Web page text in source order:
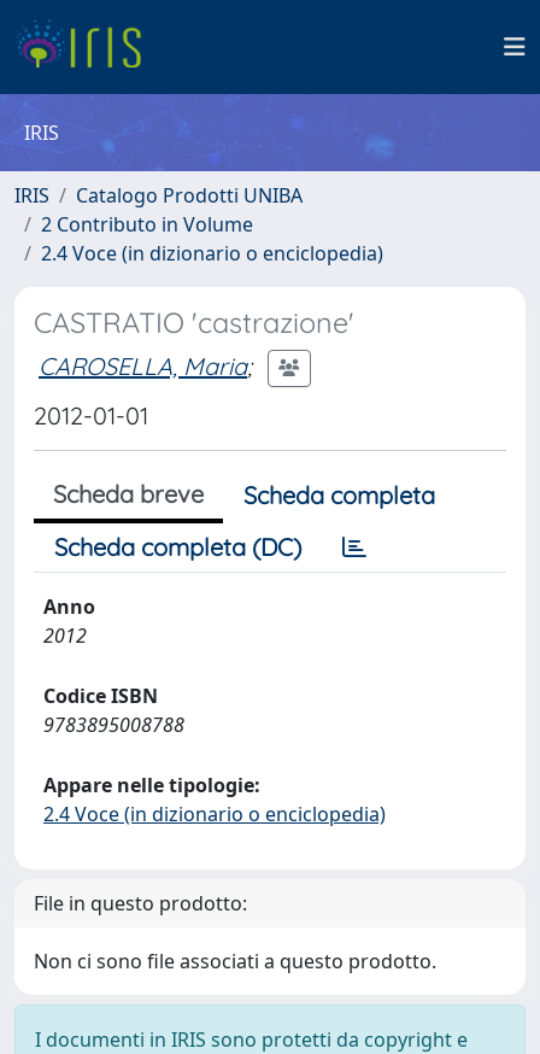
IRIS
IRIS
Catalogo Prodotti UNIBA
2 Contributo in Volume
2.4 Voce (in dizionario o enciclopedia)
CASTRATIO 'castrazione'
CAROSELLA, Maria;
2012-01-01
Scheda breve
Scheda completa
Scheda completa (DC)
Anno
2012
Codice ISBN
9783895008788
Appare nelle tipologie:
2.4 Voce (in dizionario o enciclopedia)
File in questo prodotto:
Non ci sono file associati a questo prodotto.
I documenti in IRIS sono protetti da copyright e